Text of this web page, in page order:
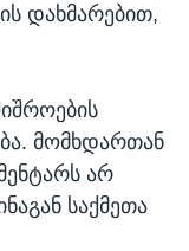
დახმარებით,
მომხდართან
არ
საქმეთა